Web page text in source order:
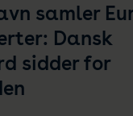
samler
Dansk
sidder for